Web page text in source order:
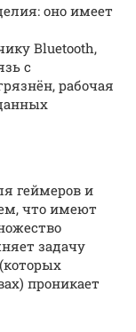
оно имеет
Bluetooth,
с
рабочая
геймеров и
что имеют
задачу
проникает